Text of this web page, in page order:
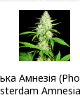
Амнезія